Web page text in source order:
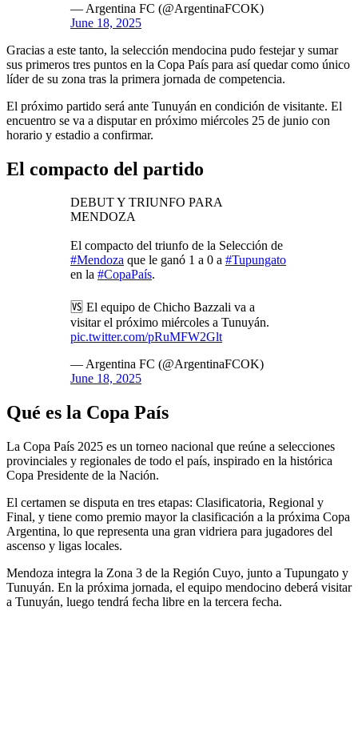
— Argentina FC (@ArgentinaFCOK)
June 18, 2025
Gracias a este tanto, la selección mendocina pudo festejar y sumar
sus primeros tres puntos en la Copa País para así quedar como único
líder de su zona tras la primera jornada de competencia.
El próximo partido será ante Tunuyán en condición de visitante. El
encuentro se va a disputar en próximo miércoles 25 de junio con
horario y estadio a confirmar.
El compacto del partido
DEBUT Y TRIUNFO PARA
MENDOZA
El compacto del triunfo de la Selección de
#Mendoza que le ganó 1 a 0 a #Tupungato
en la #CopaPaís.
🆚 El equipo de Chicho Bazzali va a
visitar el próximo miércoles a Tunuyán.
pic.twitter.com/pRuMFW2Glt
— Argentina FC (@ArgentinaFCOK)
June 18, 2025
Qué es la Copa País
La Copa País 2025 es un torneo nacional que reúne a selecciones
provinciales y regionales de todo el país, inspirado en la histórica
Copa Presidente de la Nación.
El certamen se disputa en tres etapas: Clasificatoria, Regional y
Final, y tiene como premio mayor la clasificación a la próxima Copa
Argentina, lo que representa una gran vidriera para jugadores del
ascenso y ligas locales.
Mendoza integra la Zona 3 de la Región Cuyo, junto a Tupungato y
Tunuyán. En la próxima jornada, el equipo mendocino deberá visitar
a Tunuyán, luego tendrá fecha libre en la tercera fecha.